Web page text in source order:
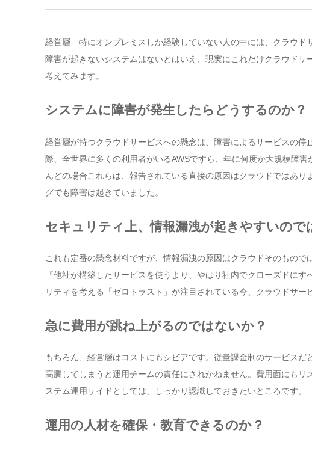
経営層—特にオンプレミスしか経験していない人の中には、クラウ
障害が起きないシステムはないとはいえ、現実にこれだけクラウド
考えてみます。
システムに障害が発生したらどうするのか？
経営層が持つクラウドサービスへの懸念は、障害によるサービスの
際、全世界に多くの利用者がいるAWSですら、年に何度か大規模障
んどの場合これらは、報告されている直接の原因はクラウドではあ
グでも障害は起きていました。
セキュリティ上、情報漏洩が起きやすいので
これも定番の懸念材料ですが、情報漏洩の原因はクラウドそのもの
『他社が構築したサービスを使うより、やはり社内でクローズドに
リティを考える「ゼロトラスト」が注目されている今、クラウドサ
急に費用が跳ね上がるのではないか？
もちろん、経営層はコストにもシビアです。従量課金制のサービス
高騰してしまうと運用チームの責任にされかねません。費用面にも
ステム運用サイドとしては、しっかり認識しておきたいところです。
運用の人材を確保・教育できるのか？